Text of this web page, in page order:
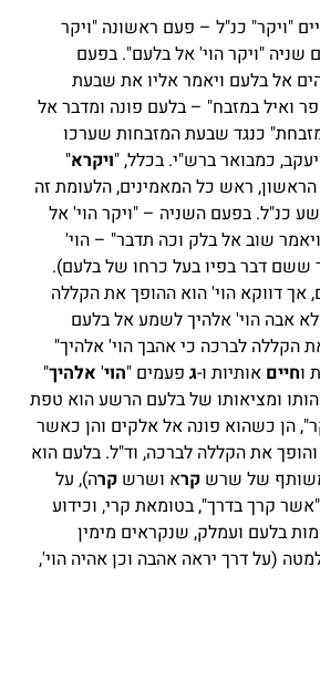
"ויקר" כנ"ל – פעם ראשונה "ויקר
שניה "ויקר הוי' אל בלעם". בפעם
אל בלעם ויאמר אליו את שבעת
ואיל במזבח" – בלעם פונה ומדבר אל
כנגד שבעת המזבחות שערכו
כמבואר ברש"י. בכלל, "ויקרא"
ראש כל המאמינים, הלעומת זה
כנ"ל. בפעם השניה – "ויקר הוי' אל
שוב אל בלק וכה תדבר" – הוי'
דבר בפיו בעל כרחו של בלעם).
אך דווקא הוי' הוא ההופך את הקללה
אבה הוי' אלהיך לשמע אל בלעם
הקללה לברכה כי אהבך הוי' אלהיך"
וחיים אותיות ו-ג פעמים "הוי' אלהיך"
ומציאותו של בלעם הרשע הוא טפת
הן כשהוא פונה אל אלקים והן כאשר
את הקללה לברכה, וד"ל. בלעם הוא
של שרשקרא ושרשקרה), על
קרך בדרך", בטומאת קרי, וכידוע
בלעם ועמלק, שנקראים מימין
(על דרך יראה אהבה וכן אהיה הוי',